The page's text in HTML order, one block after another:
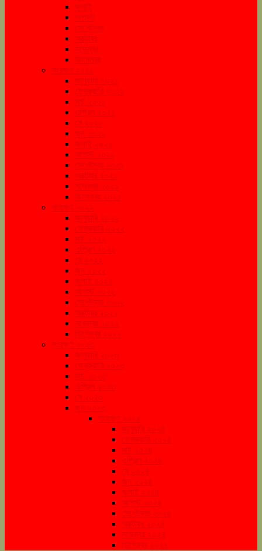
জুলাই
অগাস্ট
সেপ্টেম্বর
অক্টোবর
নভেম্বর
ডিসেম্বর
সংরক্ষণ ২০২১
জানুয়ারি ২০২১
ফেব্রুয়ারি ২০২১
মার্চ ২০২১
এপ্রিল ২০২১
মে ২০২১
জুন ২০২১
জুলাই ২০২১
আগস্ট ২০২১
সেপ্টেম্বর ২০২১
অক্টোবর ২০২১
নভেম্বর ২০২১
ডিসেম্বর ২০২১
সংরক্ষণ ২০২২
জানুয়ারি ২০২২
ফেব্রুয়ারি ২০২২
মার্চ ২০২২
এপ্রিল ২০২২
মে ২০২২
জুন ২০২২
জুলাই ২০২২
আগস্ট ২০২২
সেপ্টেম্বর ২০২২
অক্টোবর ২০২২
নভেম্বর ২০২২
ডিসেম্বর ২০২২
সংরক্ষণ ২০২৩
জানুয়ারি ২০২৩
ফেব্রুয়ারি ২০২৩
মার্চ ২০২৩
এপ্রিল ২০২৩
মে ২০২৩
জুন ২০২৩
সংরক্ষণ ২০২৪
জানুয়ারি ২০২৪
ফেব্রুয়ারি ২০২৪
মার্চ ২০২৪
এপ্রিল ২০২৪
মে ২০২৪
জুন ২০২৪
জুলাই ২০২৪
আগস্ট ২০২৪
সেপ্টেম্বর ২০২৪
অক্টোবর ২০২৪
নভেম্বর ২০২৪
ডিসেম্বর ২০২৪